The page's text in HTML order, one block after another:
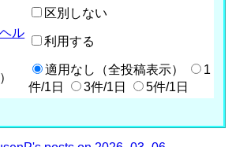
区別しない
ヘル
利用する
）
適用なし（全投稿表示）
1
件/1日
3件/1日 5件/1日